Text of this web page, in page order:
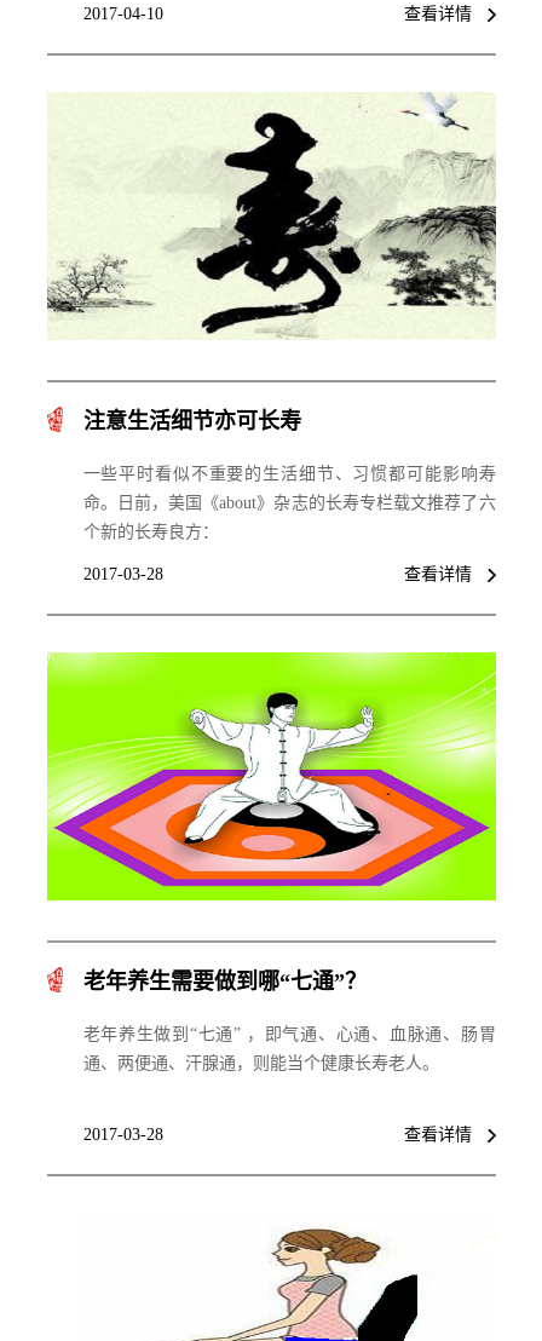
查看详情
2017-04-10
注意生活细节亦可长寿
一些平时看似不重要的生活细节、习惯都可能影响寿
命。日前，美国《about》杂志的长寿专栏载文推荐了六
个新的长寿良方：
查看详情
2017-03-28
老年养生需要做到哪“七通”？
老年养生做到“七通” ，即气通、心通、血脉通、肠胃
通、两便通、汗腺通，则能当个健康长寿老人。
查看详情
2017-03-28